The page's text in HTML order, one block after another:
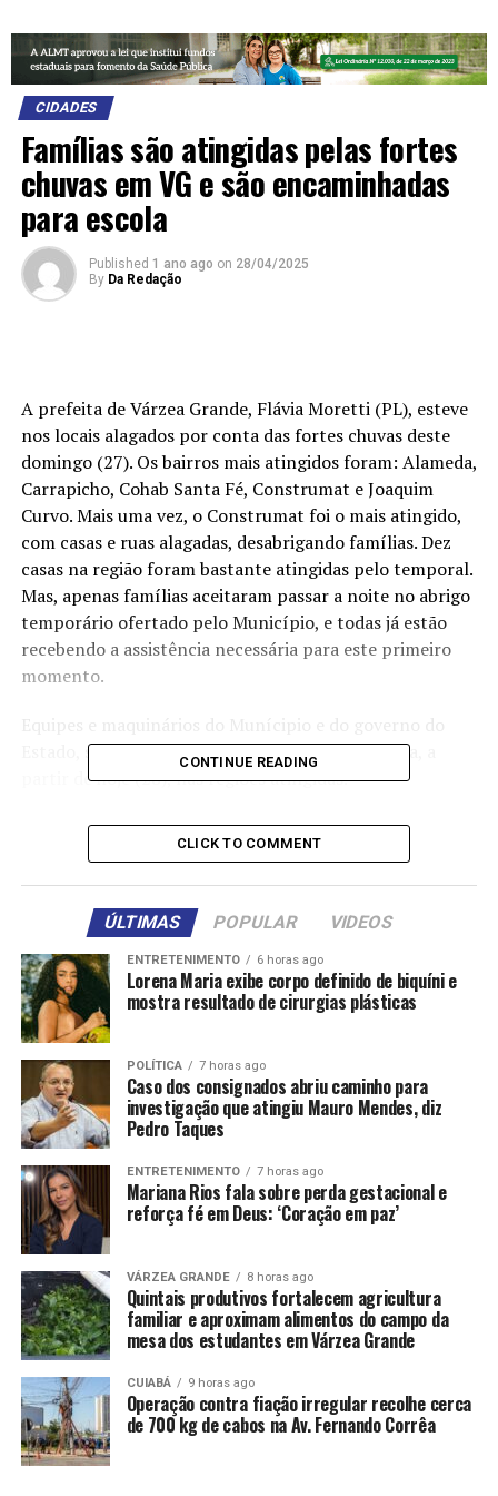
CIDADES
Famílias são atingidas pelas fortes
chuvas em VG e são encaminhadas
para escola
Published 1 ano ago on 28/04/2025
By Da Redação
A prefeita de Várzea Grande, Flávia Moretti (PL), esteve
nos locais alagados por conta das fortes chuvas deste
domingo (27). Os bairros mais atingidos foram: Alameda,
Carrapicho, Cohab Santa Fé, Construmat e Joaquim
Curvo. Mais uma vez, o Construmat foi o mais atingido,
com casas e ruas alagadas, desabrigando famílias. Dez
casas na região foram bastante atingidas pelo temporal.
Mas, apenas famílias aceitaram passar a noite no abrigo
temporário ofertado pelo Município, e todas já estão
recebendo a assistência necessária para este primeiro
momento.
Estado, serão remanejados para uma força-tarefa, a
partir de hoje (28), nas regiões atingidas.
Apesar de toda a manutenção preventiva que vinha
sendo feita pelas secretarias municipais de Viação,
Obras e Urbanismo e de Serviços Públicos e Mobilidade,
desde fevereiro – quando a região foi fortemente
castigada pelas chuvas – o trabalho não impediu que
casas fossem invadidas nesse final de tarde e começo de
noite.
“Estamos aqui prestando o primeiro atendimento aos
moradores atingidos. Orientando para buscarem um
local mais seguro, como também já fazendo novamente
o serviço de desobstrução das galerias pluviais para que
as águas escoem mais rápido”, afirmou a prefeita.
In loco, a prefeita acompanhada da Guarda Municipal,
da Defesa Civil, de secretários municipais e do vereador
Samir Katumata (PL), a prefeita conversou com
moradores, entrou em casas alagadas e conscientizou os
mais atingidos e irem para a Escola Municipal de
Educação Básica (EMEB) ‘Apolônio Frutuoso da Silva’,
local escolhido para atender às famílias desabrigadas.
Para esse acolhimento, a Prefeitura de Várzea Grande
está disponibilizando colchões, cobertores, toalhas,
travesseiros, refeição e dois ônibus para o transporte
CONTINUE READING
CLICK TO COMMENT
ÚLTIMAS POPULAR VIDEOS
ENTRETENIMENTO 6 horas ago
Lorena Maria exibe corpo definido de biquíni e
mostra resultado de cirurgias plásticas
POLÍTICA 7 horas ago
Caso dos consignados abriu caminho para
investigação que atingiu Mauro Mendes, diz
Pedro Taques
ENTRETENIMENTO 7 horas ago
Mariana Rios fala sobre perda gestacional e
reforça fé em Deus: ‘Coração em paz’
VÁRZEA GRANDE 8 horas ago
Quintais produtivos fortalecem agricultura
familiar e aproximam alimentos do campo da
mesa dos estudantes em Várzea Grande
CUIABÁ 9 horas ago
Operação contra fiação irregular recolhe cerca
de 700 kg de cabos na Av. Fernando Corrêa